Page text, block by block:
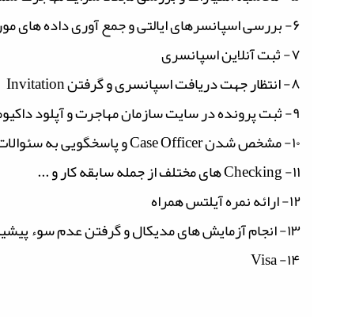
۶- بررسی اسپانسرهای ایالتی و جمع آوری داده های مورد نظر ایالت انتخابی
۷- ثبت آنلاین اسپانسری
۸- انتظار جهت دریافت اسپانسری و گرفتن Invitation
۹- ثبت پرونده در سایت سازمان مهاجرت و آپلود داکیومنت های شما در سایت
۱۰- مشخص شدن Case Officer و پاسخگویی به سئوالات احتمالی او
۱۱- Checking های مختلف از جمله سابقه کار و ...
۱۲- ارائه نمره آیلتس همراه
۱۳- انجام آزمایش های مدیکال و گرفتن عدم سوء پیشینه
۱۴- Visa